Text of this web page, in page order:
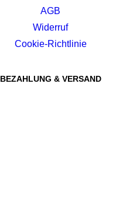
AGB
Widerruf
Cookie-Richtlinie
BEZAHLUNG & VERSAND